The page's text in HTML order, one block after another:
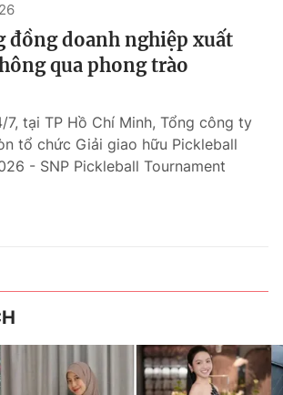
đồng doanh nghiệp xuất
qua phong trào
7, tại TP Hồ Chí Minh, Tổng công ty
tổ chức Giải giao hữu Pickleball
- SNP Pickleball Tournament